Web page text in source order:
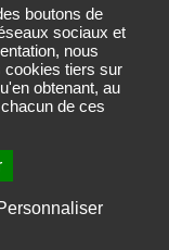
boutons de
sociaux et
nous
tiers sur
obtenant, au
de ces